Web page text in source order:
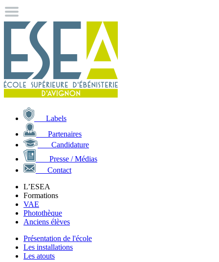
Labels
Partenaires
Candidature
Presse / Médias
Contact
L’ESEA
Formations
VAE
Photothèque
Anciens élèves
Présentation de l'école
Les installations
Les atouts